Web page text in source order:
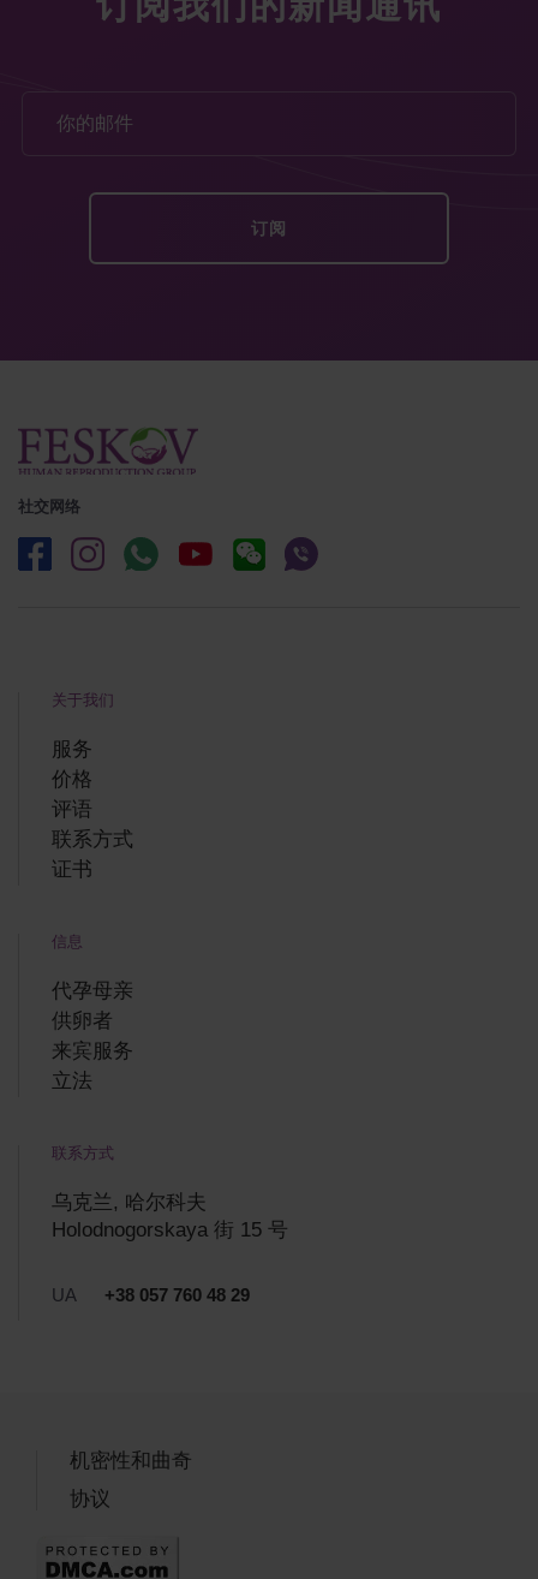
服务，来宾服务，健康的孩子出生。这些提供的服
务都是给顾客的舒适，别的问题是医疗的任务。我
个别对待顾客的态度为了合乎他们的期望和
要求
我们会说您的语言！我们的专家会说意大利
语，西班牙语，英语，俄语，法语，德语，
罗马尼亚语，匈牙利语，中文，日语，波兰
您可以跟供卵者面会
代孕和体外人工授精执行在Feskov human
reproduction group的私家诊所在哈尔科夫/基
辅/布拉格
冰冻的的卵子/胚胎运输
细心的代孕母亲选择
胎盘组织和脐带血保存
订阅我们的新闻通讯
社交网络
关于我们
服务
价格
评语
联系方式
证书
信息
代孕母亲
供卵者
来宾服务
立法
联系方式
乌克兰, 哈尔科夫
Holodnogorskaya 街 15 号
UA +38 057 760 48 29
机密性和曲奇
协议